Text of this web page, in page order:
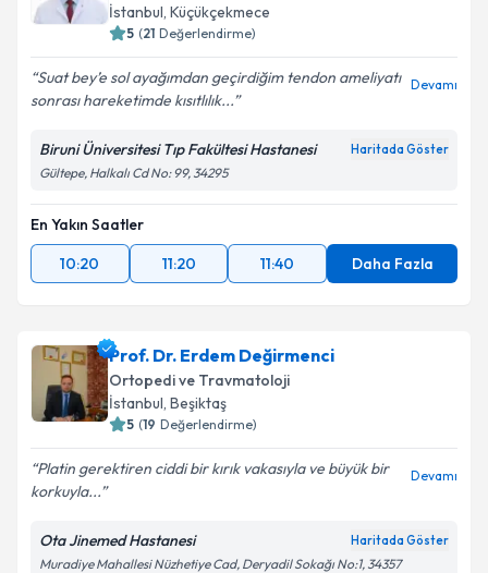
İstanbul, Küçükçekmece
5 (21 Değerlendirme)
Suat bey’e sol ayağımdan geçirdiğim tendon ameliyatı
sonrası hareketimde kısıtlılık...
Devamı
Biruni Üniversitesi Tıp Fakültesi Hastanesi Haritada Göster
Gültepe, Halkalı Cd No: 99, 34295
En Yakın Saatler
10:20
11:20 11:40 Daha Fazla
Prof. Dr. Erdem Değirmenci
Ortopedi ve Travmatoloji
İstanbul, Beşiktaş
5 (19 Değerlendirme)
Platin gerektiren ciddi bir kırık vakasıyla ve büyük bir
korkuyla...
Devamı
Ota Jinemed Hastanesi Haritada Göster
Muradiye Mahallesi Nüzhetiye Cad, Deryadil Sokağı No:1, 34357